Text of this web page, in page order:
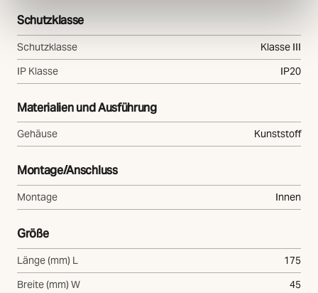
Schutzklasse
Schutzklasse
Klasse III
IP Klasse
IP20
Materialien und Ausführung
Gehäuse Kunststoff
Montage/Anschluss
Montage Innen
Größe
Länge (mm) L
175
Breite (mm) W
45